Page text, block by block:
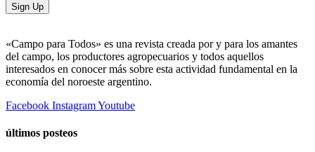
Sign Up
«Campo para Todos» es una revista creada por y para los amantes
del campo, los productores agropecuarios y todos aquellos
interesados en conocer más sobre esta actividad fundamental en la
economía del noroeste argentino.
Facebook InstagramYoutube
últimos posteos